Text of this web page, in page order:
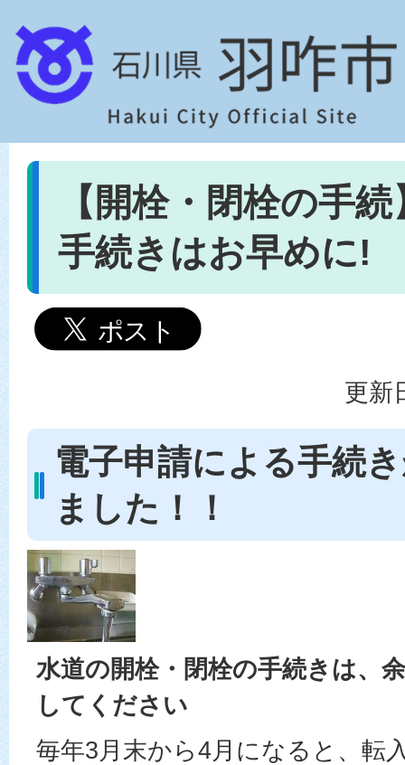
【開栓・閉栓の手
手続きはお早めに!
更新
電子申請による手続
ました！！
水道の開栓・閉栓の手続きは、
してください
毎年3月末から4月になると、転